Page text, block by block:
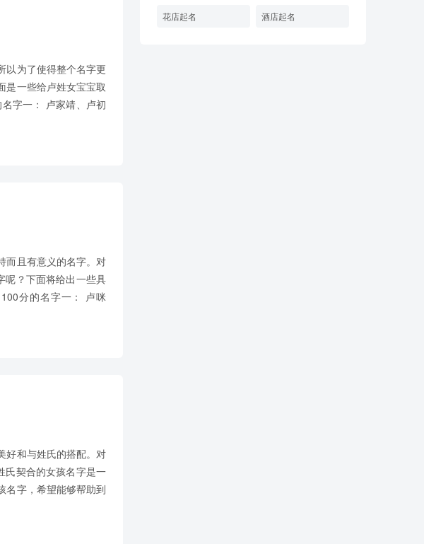
以为了使得整个名字更
是一些给卢姓女宝宝取
字一： 卢家靖、卢初
而且有意义的名字。对
呢？下面将给出一些具
分的名字一： 卢咪
好和与姓氏的搭配。对
氏契合的女孩名字是一
名字，希望能够帮助到
花店起名 酒店起名